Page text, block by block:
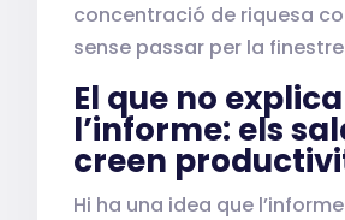
concentració de riquesa
sense passar per la
El que no explica
l’informe: els
creen
Hi ha una idea que